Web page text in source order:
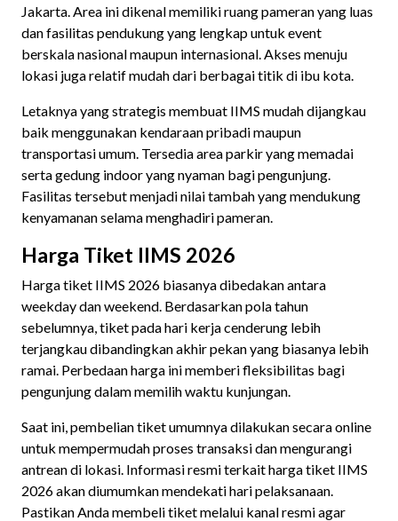
Jakarta. Area ini dikenal memiliki ruang pameran yang luas
dan fasilitas pendukung yang lengkap untuk event
berskala nasional maupun internasional. Akses menuju
lokasi juga relatif mudah dari berbagai titik di ibu kota.
Letaknya yang strategis membuat IIMS mudah dijangkau
baik menggunakan kendaraan pribadi maupun
transportasi umum. Tersedia area parkir yang memadai
serta gedung indoor yang nyaman bagi pengunjung.
Fasilitas tersebut menjadi nilai tambah yang mendukung
kenyamanan selama menghadiri pameran.
Harga Tiket IIMS 2026
Harga tiket IIMS 2026 biasanya dibedakan antara
weekday dan weekend. Berdasarkan pola tahun
sebelumnya, tiket pada hari kerja cenderung lebih
terjangkau dibandingkan akhir pekan yang biasanya lebih
ramai. Perbedaan harga ini memberi fleksibilitas bagi
pengunjung dalam memilih waktu kunjungan.
Saat ini, pembelian tiket umumnya dilakukan secara online
untuk mempermudah proses transaksi dan mengurangi
antrean di lokasi. Informasi resmi terkait harga tiket IIMS
2026 akan diumumkan mendekati hari pelaksanaan.
Pastikan Anda membeli tiket melalui kanal resmi agar